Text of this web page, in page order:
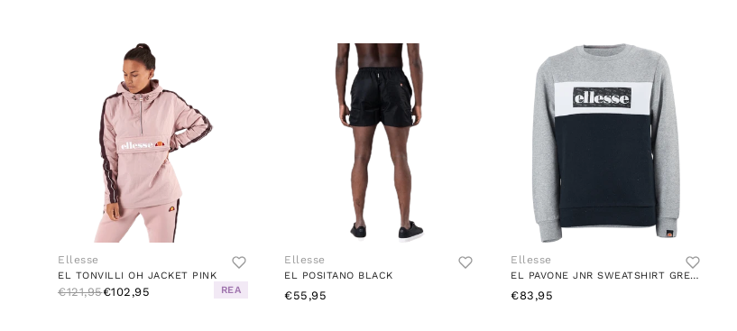
Ellesse
EL TONVILLI OH JACKET PINK
€121,95€102,95 REA
Ellesse
EL POSITANO BLACK
€55,95
Ellesse
EL PAVONE JNR SWEATSHIRT GREY MARL
€83,95